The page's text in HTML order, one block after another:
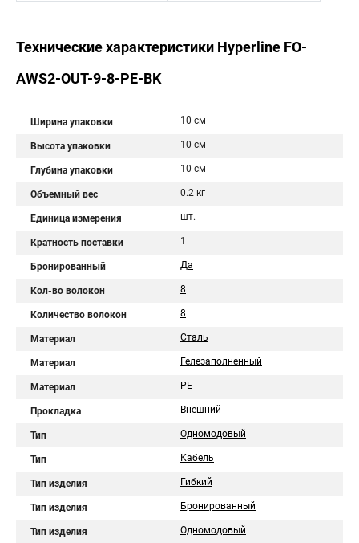
Технические характеристики Hyperline FO-
AWS2-OUT-9-8-PE-BK
Ширина упаковки 10 см
Высота упаковки 10 см
Глубина упаковки 10 см
Объемный вес 0.2 кг
Единица измерения шт.
Кратность поставки 1
Бронированный Да
Кол-во волокон 8
Количество волокон 8
Материал Сталь
Материал Гелезаполненный
Материал PE
Прокладка Внешний
Тип Одномодовый
Тип Кабель
Тип изделия Гибкий
Тип изделия Бронированный
Тип изделия Одномодовый